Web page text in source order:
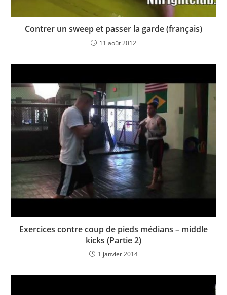
Contrer un sweep et passer la garde (français)
11 août 2012
Exercices contre coup de pieds médians – middle
kicks (Partie 2)
1 janvier 2014